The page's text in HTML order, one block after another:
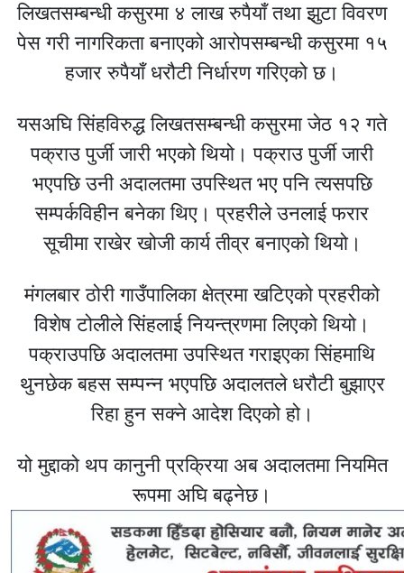
लिखतसम्बन्धी कसुरमा ४ लाख रुपैयाँ तथा झुटा विवरण
पेस गरी नागरिकता बनाएको आरोपसम्बन्धी कसुरमा १५
हजार रुपैयाँ धरौटी निर्धारण गरिएको छ।
यसअघि सिंहविरुद्ध लिखतसम्बन्धी कसुरमा जेठ १२ गते
पक्राउ पुर्जी जारी भएको थियो। पक्राउ पुर्जी जारी
भएपछि उनी अदालतमा उपस्थित भए पनि त्यसपछि
सम्पर्कविहीन बनेका थिए। प्रहरीले उनलाई फरार
सूचीमा राखेर खोजी कार्य तीव्र बनाएको थियो।
मंगलबारठोरी गाउँपालिकाक्षेत्रमा खटिएको प्रहरीको
विशेष टोलीले सिंहलाई नियन्त्रणमा लिएको थियो।
पक्राउपछि अदालतमा उपस्थित गराइएका सिंहमाथि
थुनछेक बहस सम्पन्न भएपछि अदालतले धरौटी बुझाएर
रिहा हुन सक्ने आदेश दिएको हो।
यो मुद्दाको थप कानुनी प्रक्रिया अब अदालतमा नियमित
रूपमा अघि बढ्नेछ।